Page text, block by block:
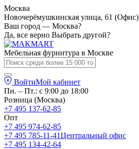
Москва
Новочерёмушкинская улица, 61 (Офис)
Ваш город — Москва?
Да, все верно Выбрать другой?
Мебельная фурнитура в Москве
ВойтиМой кабинет
Пн. – Пт.: с 9:00 до 18:00
Розница (Москва)
+7 495 137-62-85
Опт
+7 495 974-62-85
+7 495 785-11-41Центральный офис
+7 495 134-42-64